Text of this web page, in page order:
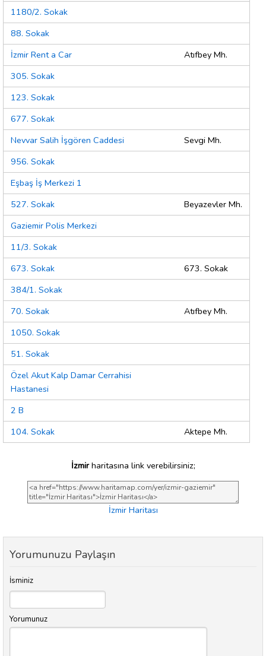
1180/2. Sokak
88. Sokak
İzmir Rent a Car
Atıfbey Mh.
305. Sokak
123. Sokak
677. Sokak
Nevvar Salih İşgören Caddesi
Sevgi Mh.
956. Sokak
Eşbaş İş Merkezi 1
527. Sokak
Beyazevler Mh.
Gaziemir Polis Merkezi
11/3. Sokak
673. Sokak
673. Sokak
384/1. Sokak
70. Sokak
Atıfbey Mh.
1050. Sokak
51. Sokak
Özel Akut Kalp Damar Cerrahisi
Hastanesi
2 B
104. Sokak
Aktepe Mh.
İzmirharitasına link verebilirsiniz;
İzmir Haritası
Yorumunuzu Paylaşın
İsminiz
Yorumunuz